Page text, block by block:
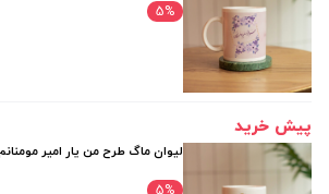
5%
پیش خرید
لیوان ماگ طرح من یار امیر
5%